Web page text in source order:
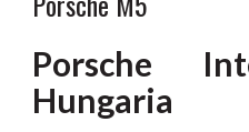
Porsche
Hungaria